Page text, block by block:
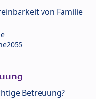
von Familie
Betreuung?